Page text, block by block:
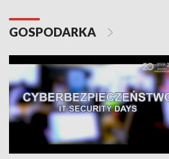
GOSPODARKA